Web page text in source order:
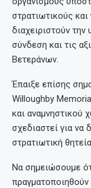
στρατιωτικούς
διαχειριστούν την
σύνδεση και τις
Βετεράνων.
Έπαιξε επίσης
Willoughby
και αναμνηστικού
σχεδιαστεί για να
στρατιωτική
Να σημειώσουμε